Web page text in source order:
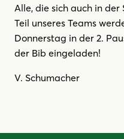
Alle, die sich auch in
Teil unseres Teams
Donnerstag in der 2.
der Bib eingeladen!
V. Schumacher